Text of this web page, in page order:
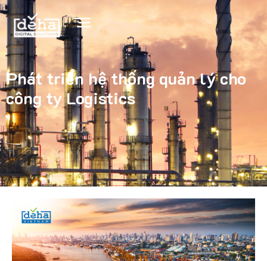
Phát triển hệ thống quản lý cho
công ty Logistics